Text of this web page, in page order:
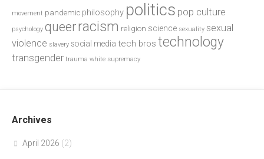
movement pandemic philosophy politics pop culture
psychology queerracism religion science sexuality sexual
violence slavery social media tech bros technology
transgender trauma white supremacy
Archives
April 2026 (2)